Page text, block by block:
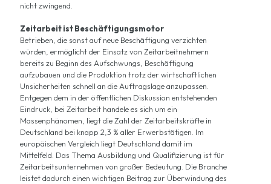
nicht zwingend.
Zeitarbeit ist Beschäftigungsmotor
Betrieben, die sonst auf neue Beschäftigung verzichten
würden, ermöglicht der Einsatz von Zeitarbeitnehmern
bereits zu Beginn des Aufschwungs, Beschäftigung
aufzubauen und die Produktion trotz der wirtschaftlichen
Unsicherheiten schnell an die Auftragslage anzupassen.
Entgegen dem in der öffentlichen Diskussion entstehenden
Eindruck, bei Zeitarbeit handele es sich um ein
Massenphänomen, liegt die Zahl der Zeitarbeitskräfte in
Deutschland bei knapp 2,3 % aller Erwerbstätigen. Im
europäischen Vergleich liegt Deutschland damit im
Mittelfeld. Das Thema Ausbildung und Qualifizierung ist für
Zeitarbeitsunternehmen von großer Bedeutung. Die Branche
leistet dadurch einen wichtigen Beitrag zur Überwindung des